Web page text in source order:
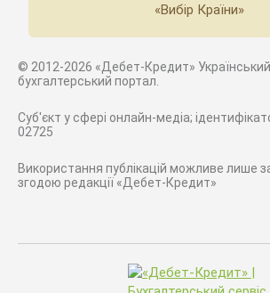
«Вибір Країни»
© 2012-2026 «Дебет-Кредит»
бухгалтерський портал.
Суб'єкт у сфері онлайн-медіа;
02725
Використання публікацій можливе лише
згодою редакції «Дебет-Кредит»